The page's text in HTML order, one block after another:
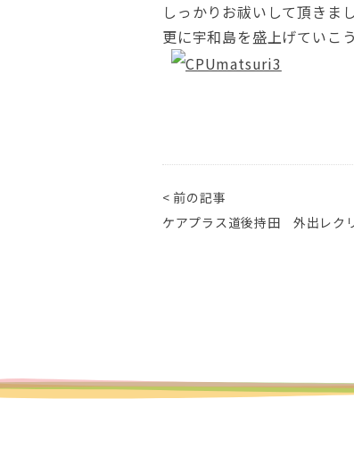
しっかりお祓いして頂きま
更に宇和島を盛上げていこ
< 前の記事
ケアプラス道後持田 外出レク